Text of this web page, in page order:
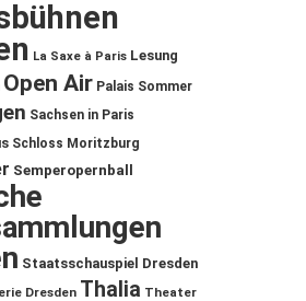
La Saxe à Paris Lesung
Open Air Palais Sommer
Sachsen in Paris
Schloss Moritzburg
Semperopernball
Staatsschauspiel Dresden
Dresden Thalia Theater